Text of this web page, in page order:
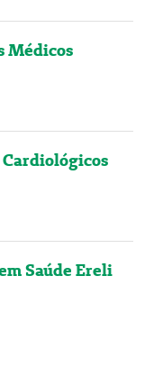
Médicos
Saúde Ereli